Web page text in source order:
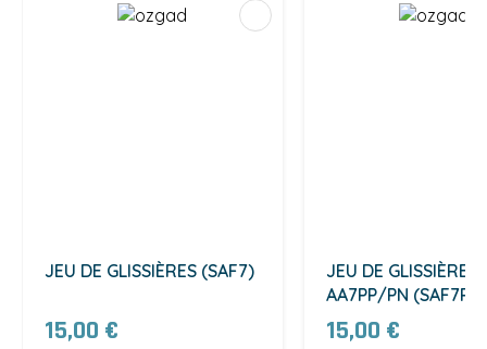
JEU DE GLISSIÈRES (SAF7)
15,00 €
JEU DE GLISSIÈRES
AA7PP/PN (SAF7P)
15,00 €